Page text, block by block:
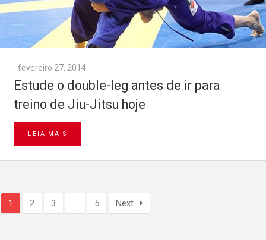
fevereiro 27, 2014
Estude o double-leg antes de ir para
treino de Jiu-Jitsu hoje
LEIA MAIS
1 2 3 … 5 Next